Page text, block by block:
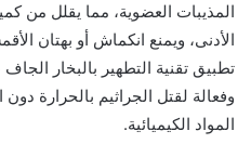
المذيبات العضوية، مما يقلل من
الأدنى، ويمنع انكماش أو بهتان
تطبيق تقنية التطهير بالبخار
وفعالة لقتل الجراثيم بالحرارة
المواد الكيميائية.